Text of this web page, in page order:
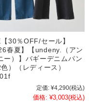
30％OFF/セール】
春夏】【undeny.（アン
ー）】バギーデニムパン
）（レディース）
定価: ¥4,290(税込)
価格: ¥3,003(税込)